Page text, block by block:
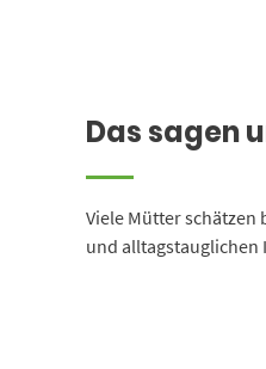
Das sagen
Viele Mütter schätzen
und alltagstauglichen